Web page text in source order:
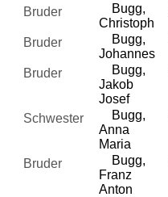
Bruder
Bugg,
Christoph
Bruder
Bugg,
Johannes
Bruder
Bugg,
Jakob
Josef
Schwester
Bugg,
Anna
Maria
Bruder
Bugg,
Franz
Anton